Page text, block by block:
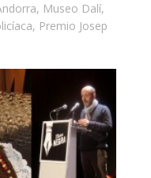
, Museo Dalí,
, Premio Josep